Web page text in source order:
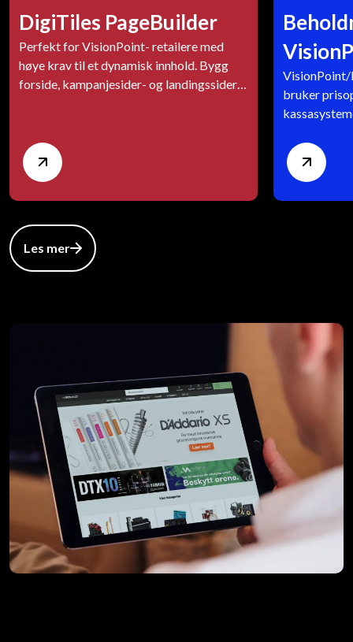
DigiTiles PageBuilder
Perfekt for VisionPoint- retailere med
høye krav til et dynamisk innhold. Bygg
forside, kampanjesider- og landingssider
koble mot kategorier, søk eller segmenter
bruker
og økt tillit.
Les mer